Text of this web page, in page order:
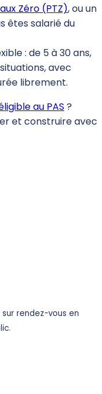
Zéro (PTZ), ou un
êtes salarié du
: de 5 à 30 ans,
avec
librement.
au PAS ?
et construire avec
rendez-vous en